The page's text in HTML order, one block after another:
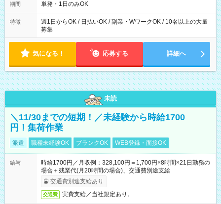
期間 単発・1日のみOK
特徴
週1日からOK / 日払いOK / 副業・WワークOK / 10名以上の大量
募集
気になる！ 応募する 詳細へ
未読
＼11/30までの短期！／未経験から時給1700
円！集荷作業
派遣 職種未経験OK ブランクOK WEB登録・面接OK
給与
時給1700円／月収例：328,100円＝1,700円×8時間×21日勤務の
場合＋残業代(月20時間の場合)、交通費別途支給
交通費別途支給あり
交通費 実費支給／当社規定あり。